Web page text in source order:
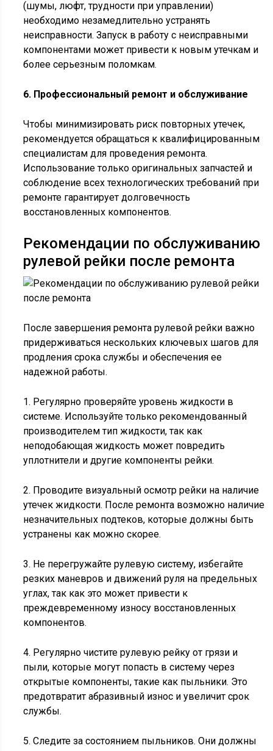
(шумы, люфт, трудности при управлении)
необходимо незамедлительно устранять
неисправности. Запуск в работу с неисправными
компонентами может привести к новым утечкам и
более серьезным поломкам.
6. Профессиональный ремонт и обслуживание
Чтобы минимизировать риск повторных утечек,
рекомендуется обращаться к квалифицированным
специалистам для проведения ремонта.
Использование только оригинальных запчастей и
соблюдение всех технологических требований при
ремонте гарантирует долговечность
восстановленных компонентов.
Рекомендации по обслуживанию
рулевой рейки после ремонта
После завершения ремонта рулевой рейки важно
придерживаться нескольких ключевых шагов для
продления срока службы и обеспечения ее
надежной работы.
1. Регулярно проверяйте уровень жидкости в
системе. Используйте только рекомендованный
производителем тип жидкости, так как
неподобающая жидкость может повредить
уплотнители и другие компоненты рейки.
2. Проводите визуальный осмотр рейки на наличие
утечек жидкости. После ремонта возможно наличие
незначительных подтеков, которые должны быть
устранены как можно скорее.
3. Не перегружайте рулевую систему, избегайте
резких маневров и движений руля на предельных
углах, так как это может привести к
преждевременному износу восстановленных
компонентов.
4. Регулярно чистите рулевую рейку от грязи и
пыли, которые могут попасть в систему через
открытые компоненты, такие как пыльники. Это
предотвратит абразивный износ и увеличит срок
службы.
5. Следите за состоянием пыльников. Они должны